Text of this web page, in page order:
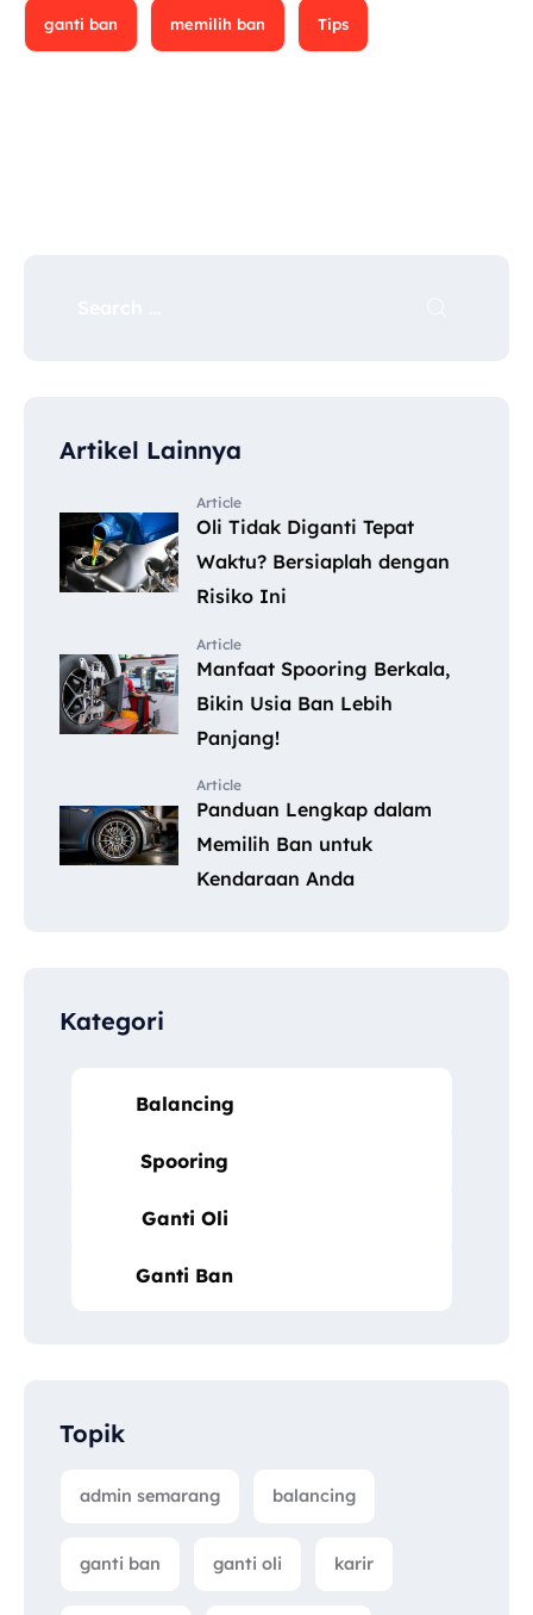
ganti ban memilih ban Tips
Artikel Lainnya
Article
Oli Tidak Diganti Tepat
Waktu? Bersiaplah dengan
Risiko Ini
Article
Manfaat Spooring Berkala,
Bikin Usia Ban Lebih
Panjang!
Article
Panduan Lengkap dalam
Memilih Ban untuk
Kendaraan Anda
Kategori
Balancing
Spooring
Ganti Oli
Ganti Ban
Topik
admin semarang balancing
ganti ban ganti oli karir